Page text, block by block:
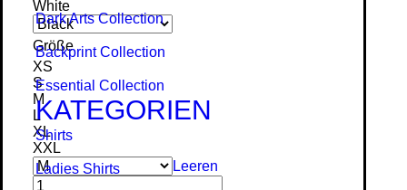
Dark Arts Collection
Backprint Collection
Essential Collection
KATEGORIEN
Shirts
Ladies Shirts
White
Größe
XS
S
M
L
XL
XXL
Leeren